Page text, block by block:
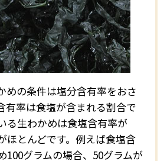
めの条件は塩分含有率をおさ
有率は食塩が含まれる割合で
る生わかめは食塩含有率が
ほとんどです。例えば食塩含
100グラムの場合、50グラムが